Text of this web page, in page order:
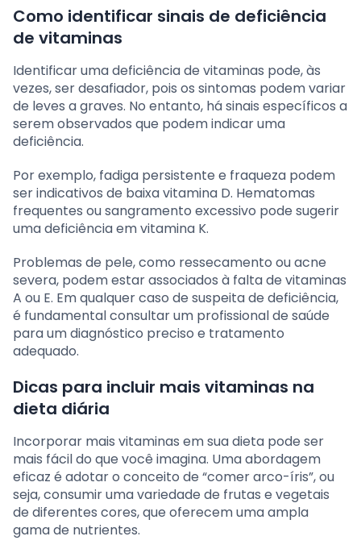
Como identificar sinais de deficiência
de vitaminas
Identificar uma deficiência de vitaminas pode, às
vezes, ser desafiador, pois os sintomas podem variar
de leves a graves. No entanto, há sinais específicos a
serem observados que podem indicar uma
deficiência.
Por exemplo, fadiga persistente e fraqueza podem
ser indicativos de baixa vitamina D. Hematomas
frequentes ou sangramento excessivo pode sugerir
uma deficiência em vitamina K.
Problemas de pele, como ressecamento ou acne
severa, podem estar associados à falta de vitaminas
A ou E. Em qualquer caso de suspeita de deficiência,
é fundamental consultar um profissional de saúde
para um diagnóstico preciso e tratamento
adequado.
Dicas para incluir mais vitaminas na
dieta diária
Incorporar mais vitaminas em sua dieta pode ser
mais fácil do que você imagina. Uma abordagem
eficaz é adotar o conceito de “comer arco-íris”, ou
seja, consumir uma variedade de frutas e vegetais
de diferentes cores, que oferecem uma ampla
gama de nutrientes.